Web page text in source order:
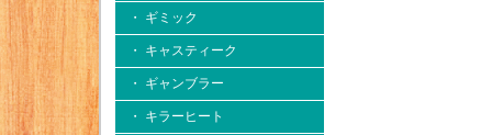
・ ギミック
・ キャスティーク
・ ギャンブラー
・ キラーヒート